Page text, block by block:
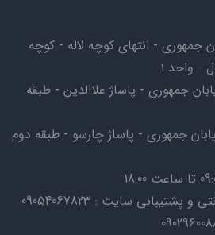
جمهوری - انتهای کوچه لاله - کوچه
جمهوری - پاساژ علاالدین - طبقه
جمهوری - پاساژ چارسو - طبقه دوم
سایت : 09054067823